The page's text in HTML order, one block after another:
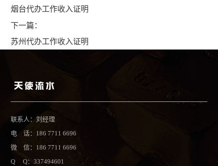
烟台代办工作收入证明
下一篇：
苏州代办工作收入证明
联系人：刘经理
电 话：186 7711 6696
微 信：186 7711 6696
Q Q：337494601